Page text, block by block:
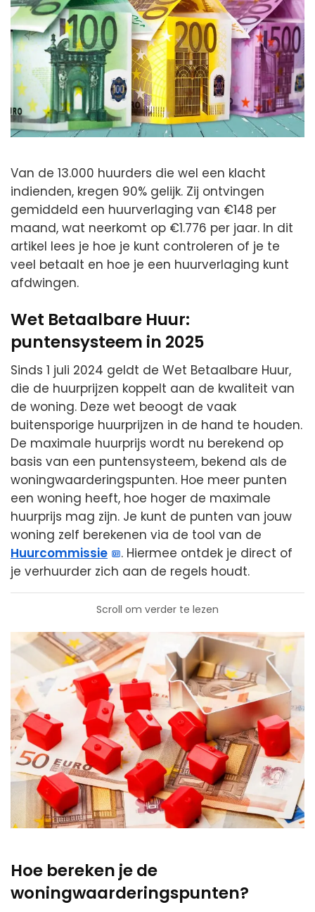
Van de 13.000 huurders die wel een klacht
indienden, kregen 90% gelijk. Zij ontvingen
gemiddeld een huurverlaging van €148 per
maand, wat neerkomt op €1.776 per jaar. In dit
artikel lees je hoe je kunt controleren of je te
veel betaalt en hoe je een huurverlaging kunt
afdwingen.
Wet Betaalbare Huur:
puntensysteem in 2025
Sinds 1 juli 2024 geldt de Wet Betaalbare Huur,
die de huurprijzen koppelt aan de kwaliteit van
de woning. Deze wet beoogt de vaak
buitensporige huurprijzen in de hand te houden.
De maximale huurprijs wordt nu berekend op
basis van een puntensysteem, bekend als de
woningwaarderingspunten. Hoe meer punten
een woning heeft, hoe hoger de maximale
huurprijs mag zijn. Je kunt de punten van jouw
woning zelf berekenen via de tool van de
Huurcommissie
. Hiermee ontdek je direct of
je verhuurder zich aan de regels houdt.
Scroll om verder te lezen
Hoe bereken je de
woningwaarderingspunten?